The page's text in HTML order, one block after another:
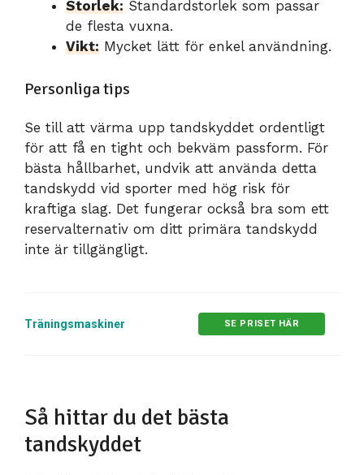
Storlek: Standardstorlek som passar
de flesta vuxna.
Vikt: Mycket lätt för enkel användning.
Personliga tips
Se till att värma upp tandskyddet ordentligt
för att få en tight och bekväm passform. För
bästa hållbarhet, undvik att använda detta
tandskydd vid sporter med hög risk för
kraftiga slag. Det fungerar också bra som ett
reservalternativ om ditt primära tandskydd
inte är tillgängligt.
Träningsmaskiner SE PRISET HÄR
Så hittar du det bästa
tandskyddet